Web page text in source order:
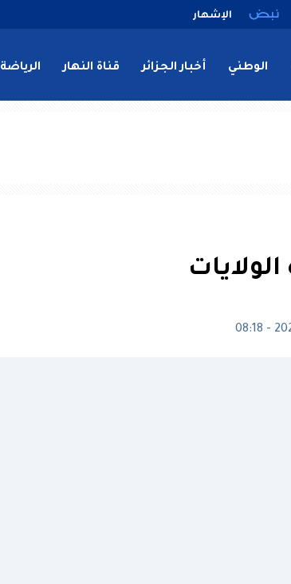
الإشهار
الوطني أخبار الجزائر قناة النهار الرياضة